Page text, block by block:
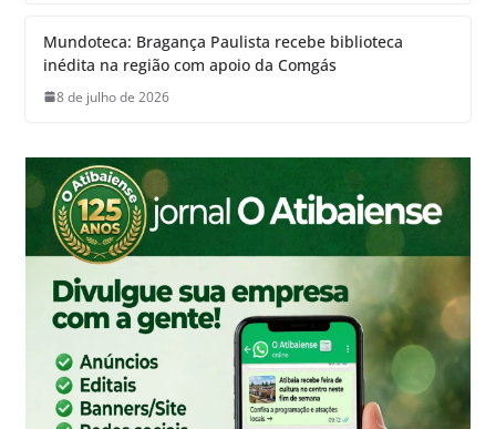
Mundoteca: Bragança Paulista recebe biblioteca
inédita na região com apoio da Comgás
8 de julho de 2026